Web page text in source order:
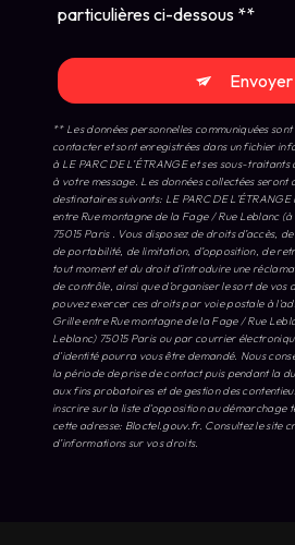
particulières ci-dessous **
Envoyer
** Les données personnelles communiquées
contacter et sont enregistrées dans un fichier
à LE PARC DE L’ÉTRANGE et ses sous-
à votre message. Les données collectées seront
destinataires suivants: LE PARC DE
entre Rue montagne de la Fage / Rue Leblanc
75015 Paris . Vous disposez de droits d’accès,
de portabilité, de limitation, d’opposition, de
tout moment et du droit d’introduire une
de contrôle, ainsi que d’organiser le sort de vos
pouvez exercer ces droits par voie postale à
Grille entre Rue montagne de la Fage / Rue
Leblanc) 75015 Paris ou par courrier
d'identité pourra vous être demandé. Nous
la période de prise de contact puis pendant la
aux fins probatoires et de gestion des
inscrire sur la liste d'opposition au démarchage
cette adresse: Bloctel.gouv.fr. Consultez le site
d’informations sur vos droits.